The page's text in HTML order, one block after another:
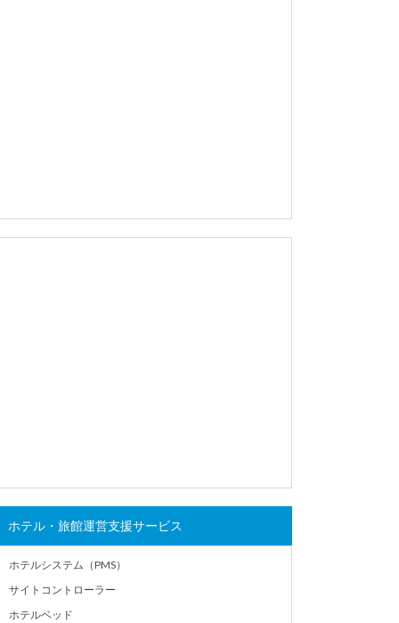
ホテル・旅館運営支援サービス
ホテルシステム（PMS）
サイトコントローラー
ホテルベッド